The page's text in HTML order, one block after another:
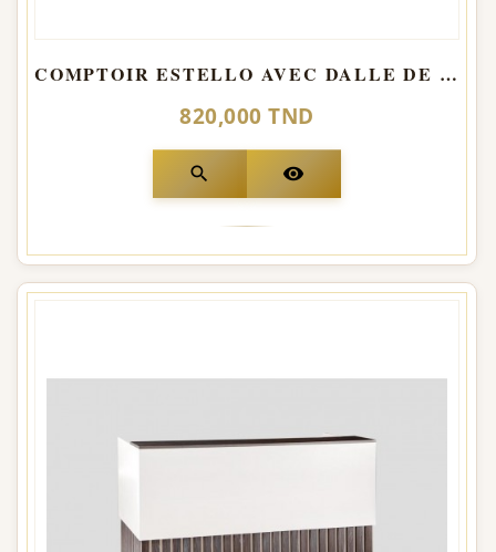
COMPTOIR ESTELLO AVEC DALLE DE VERRE
820,000 TND
search visibility